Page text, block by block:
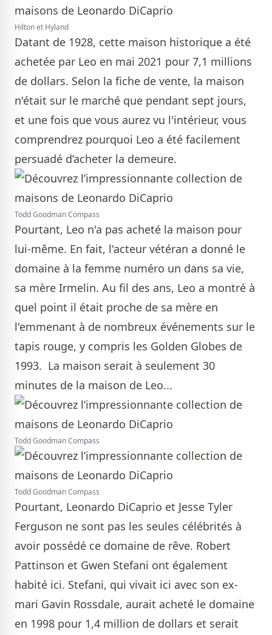
Hilton et Hyland
Datant de 1928, cette maison historique a été
achetée par Leo en mai 2021 pour 7,1 millions
de dollars. Selon la fiche de vente, la maison
n'était sur le marché que pendant sept jours,
et une fois que vous aurez vu l'intérieur, vous
comprendrez pourquoi Leo a été facilement
persuadé d’acheter la demeure.
Todd Goodman Compass
Pourtant, Leo n'a pas acheté la maison pour
lui-même. En fait, l'acteur vétéran a donné le
domaine à la femme numéro un dans sa vie,
sa mère Irmelin. Au fil des ans, Leo a montré à
quel point il était proche de sa mère en
l'emmenant à de nombreux événements sur le
tapis rouge, y compris les Golden Globes de
1993. La maison serait à seulement 30
minutes de la maison de Leo...
Todd Goodman Compass
Todd Goodman Compass
Pourtant, Leonardo DiCaprio et Jesse Tyler
Ferguson ne sont pas les seules célébrités à
avoir possédé ce domaine de rêve. Robert
Pattinson et Gwen Stefani ont également
habité ici. Stefani, qui vivait ici avec son ex-
mari Gavin Rossdale, aurait acheté le domaine
en 1998 pour 1,4 million de dollars et serait